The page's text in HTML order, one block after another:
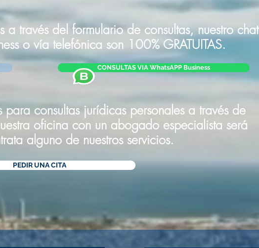
a través del formulario de consultas, nuestro chat
ovía telefónica son 100% GRATUITAS.
CONSULTAS VIA WhatsAPP Business
consultas jurídicas personales a través de
oficina con un abogado especialista será
alguno de nuestros servicios.
PEDIR UNA CITA